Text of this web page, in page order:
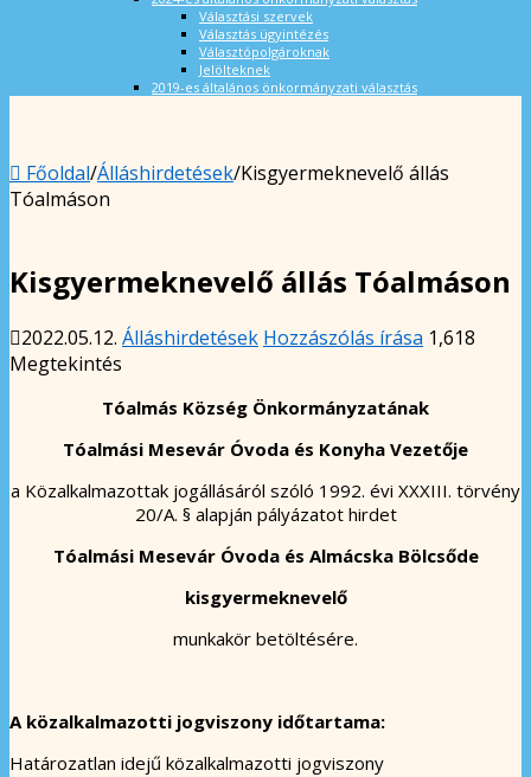
Választási szervek
Választás ügyintézés
Választópolgároknak
Jelölteknek
2019-es általános önkormányzati választás
Főoldal/Álláshirdetések/Kisgyermeknevelő állás
Tóalmáson
Kisgyermeknevelő állás Tóalmáson
2022.05.12. Álláshirdetések Hozzászólás írása 1,618
Megtekintés
Tóalmás Község Önkormányzatának
Tóalmási Mesevár Óvoda és Konyha Vezetője
a Közalkalmazottak jogállásáról szóló 1992. évi XXXIII. törvény
20/A. § alapján pályázatot hirdet
Tóalmási Mesevár Óvoda és Almácska Bölcsőde
kisgyermeknevelő
munkakör betöltésére.
A közalkalmazotti jogviszony időtartama:
Határozatlan idejű közalkalmazotti jogviszony